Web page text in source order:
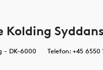
Kolding
- DK-6000
Telefon: +45 6550